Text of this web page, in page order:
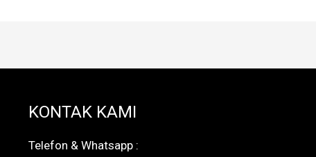
KONTAK KAMI
Telefon & Whatsapp :